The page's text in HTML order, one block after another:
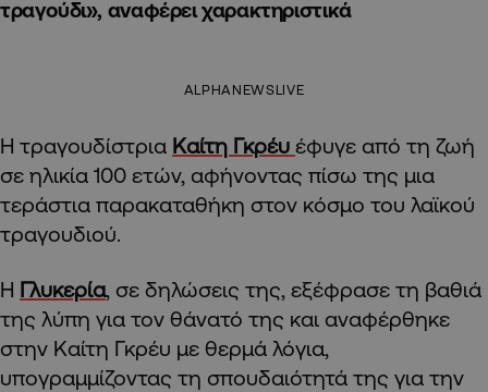
τραγούδι», αναφέρει χαρακτηριστικά
ALPHANEWSLIVE
Η τραγουδίστρια Καίτη Γκρέυ έφυγε από τη ζωή
σε ηλικία 100 ετών, αφήνοντας πίσω της μια
τεράστια παρακαταθήκη στον κόσμο του λαϊκού
τραγουδιού.
Η Γλυκερία, σε δηλώσεις της, εξέφρασε τη βαθιά
της λύπη για τον θάνατό της και αναφέρθηκε
στην Καίτη Γκρέυ με θερμά λόγια,
υπογραμμίζοντας τη σπουδαιότητά της για την